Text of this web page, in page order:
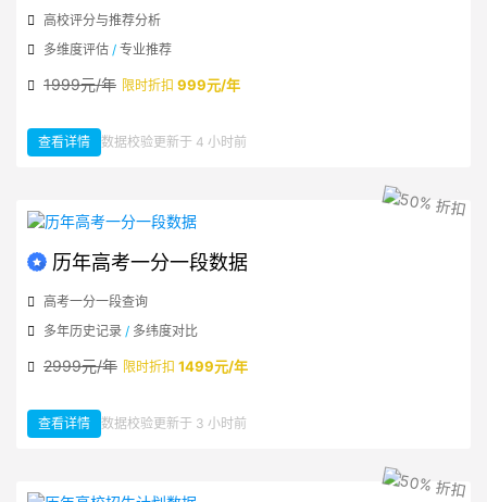
高校评分与推荐分析
多维度评估 / 专业推荐
1999元/年 限时折扣 999元/年
查看详情：高校评分实时分析与推荐
数据校验更新于 4 小时前
历年高考一分一段数据
高考一分一段查询
多年历史记录 / 多纬度对比
2999元/年 限时折扣 1499元/年
查看详情：历年高考一分一段数据
数据校验更新于 3 小时前